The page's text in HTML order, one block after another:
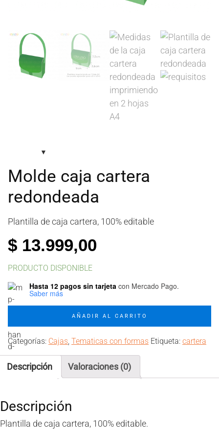
Molde caja cartera
redondeada
Plantilla de caja cartera, 100% editable
$ 13.999,00
PRODUCTO DISPONIBLE
Hasta 12 pagos sin tarjeta con Mercado Pago.
Saber más
cartera
redondeada
cantidad
AÑADIR AL CARRITO
Categorías: Cajas, Tematicas con formas Etiqueta: cartera
Descripción Valoraciones (0)
Descripción
Plantilla de caja cartera, 100% editable.